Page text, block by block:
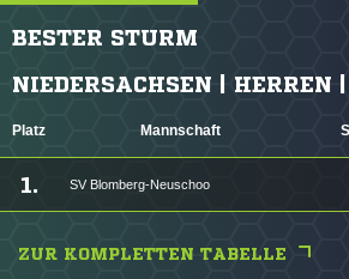
BESTER STURM
NIEDERSACHSEN | HERREN
Platz Mannschaft
1. SV Blomberg-Neuschoo
ZUR KOMPLETTEN TABELLE